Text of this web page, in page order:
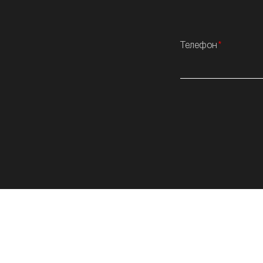
Телефон